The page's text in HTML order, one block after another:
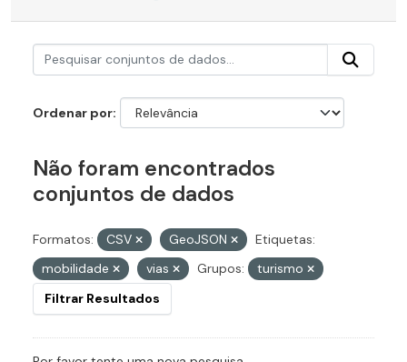
Ordenar por
Não foram encontrados
conjuntos de dados
Formatos: CSV GeoJSON
Etiquetas:
mobilidade
vias Grupos:
turismo
Filtrar Resultados